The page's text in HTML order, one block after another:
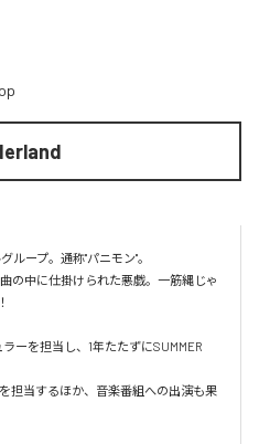
ループ。通称"パニモン"。
の中に仕掛けられた悪戯。一筋縄じゃ
ーを担当し、1年たたずにSUMMER
担当するほか、音楽番組への出演も果